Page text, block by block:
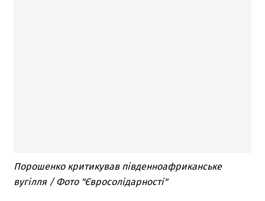
Порошенко критикував південноафриканське
вугілля / Фото "Євросолідарності"